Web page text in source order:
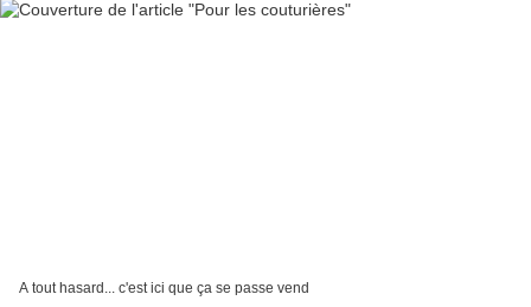
A tout hasard... c'est ici que ça se passe vend